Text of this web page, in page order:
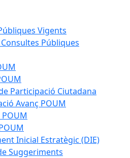
Vigents
Públiques
Participació Ciutadana
Avanç POUM
Inicial Estratègic (DIE)
Suggeriments